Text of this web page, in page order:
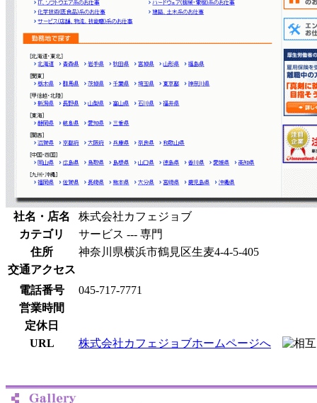
社名・店名
株式会社カフェジョブ
カテゴリ
サービス --- 専門
住所
神奈川県横浜市鶴見区生麦4-4-5-405
交通アクセス
電話番号
045-717-7771
営業時間
定休日
URL
株式会社カフェジョブホームページへ